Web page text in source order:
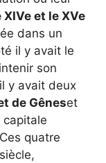
et le XVe
dans un
il y avait le
son
y avait deux
de Gêneset
capitale
quatre